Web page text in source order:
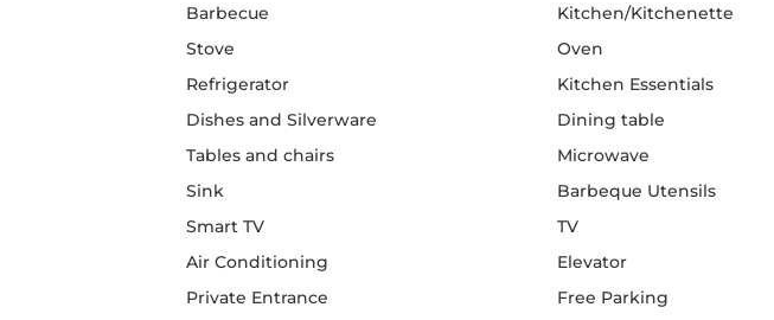
Barbecue
Kitchen/Kitchenette
Stove
Oven
Refrigerator
Kitchen Essentials
Dishes and Silverware
Dining table
Tables and chairs
Microwave
Sink
Barbeque Utensils
Smart TV
TV
Air Conditioning
Elevator
Private Entrance
Free Parking